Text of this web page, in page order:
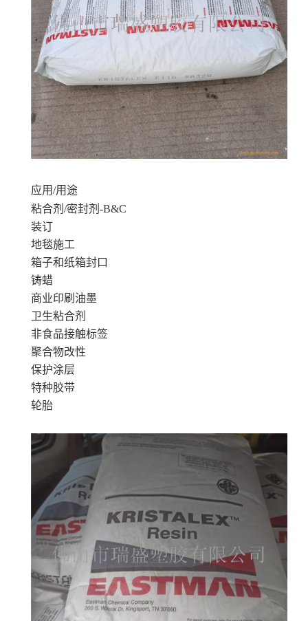
应用/用途
粘合剂/密封剂-B&C
装订
地毯施工
箱子和纸箱封口
铸蜡
商业印刷油墨
卫生粘合剂
非食品接触标签
聚合物改性
保护涂层
特种胶带
轮胎